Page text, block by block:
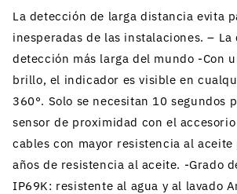
La detección de larga distancia evita
inesperadas de las instalaciones. –
detección más larga del mundo -Con
brillo, el indicador es visible en
360°. Solo se necesitan 10 segundos
sensor de proximidad con el
cables con mayor resistencia al
años de resistencia al aceite. -Grado
IP69K: resistente al agua y al lavado